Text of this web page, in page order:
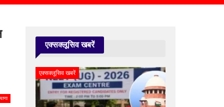
एक्सक्लूसिव खबरें
एक्सक्लूसिव खबरें